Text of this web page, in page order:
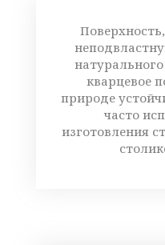
кварцевое
природе
часто
изготовления